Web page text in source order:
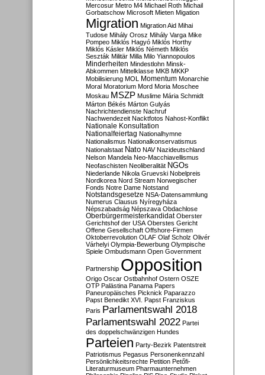
Mercosur Metro M4 Michael Roth Michail
Gorbatschow Microsoft Mieten Migation
Migration Migration Aid Mihai
Tudose Mihály Orosz Mihály Varga Mike
Pompeo Miklós Hagyó Miklós Horthy
Miklós Kásler Miklós Németh Miklós
Seszták Militär Milla Milo Yiannopoulos
Minderheiten Mindestlohn Minsk-
Abkommen Mittelklasse MKB MKKP
Mobilisierung MOL Momentum Monarchie
Moral Moratorium Mord Moria Moschee
Moskau MSZP Muslime Mária Schmidt
Márton Békés Márton Gulyás
Nachrichtendienste Nachruf
Nachwendezeit Nacktfotos Nahost-Konflikt
Nationale Konsultation
Nationalfeiertag Nationalhymne
Nationalismus Nationalkonservatismus
Nationalstaat Nato NAV Nazideutschland
Nelson Mandela Neo-Macchiavellismus
Neofaschisten Neoliberalität NGOs
Niederlande Nikola Gruevski Nobelpreis
Nordkorea Nord Stream Norwegischer
Fonds Notre Dame Notstand
Notstandsgesetze NSA-Datensammlung
Numerus Clausus Nyíregyháza
Népszabadság Népszava Obdachlose
Oberbürgermeisterkandidat Oberster
Gerichtshof der USA Oberstes Gericht
Offene Gesellschaft Offshore-Firmen
Oktoberrevolution OLAF Olaf Scholz Olivér
Várhelyi Olympia-Bewerbung Olympische
Spiele Ombudsmann Open Government
Partnership Opposition
Origo Oscar Ostbahnhof Ostern OSZE
OTP Palästina Panama Papers
Paneuropäisches Picknick Paparazzo
Papst Benedikt XVI. Papst Franziskus
Paris Parlamentswahl 2018
Parlamentswahl 2022 Partei
des doppelschwänzigen Hundes
Parteien Party-Bezirk Patentstreit
Patriotismus Pegasus Personenkennzahl
Persönlichkeitsrechte Petition Petőfi-
Literaturmuseum Pharmaunternehmen